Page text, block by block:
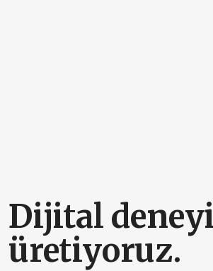
Dijital
üretiyoruz.